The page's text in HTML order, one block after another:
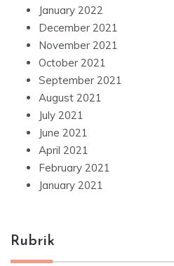
January 2022
December 2021
November 2021
October 2021
September 2021
August 2021
July 2021
June 2021
April 2021
February 2021
January 2021
Rubrik